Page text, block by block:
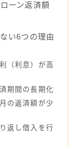
ーン返済額
い6つの理由
（利息）が高
期間の長期化
の返済額が少
返し借入を行